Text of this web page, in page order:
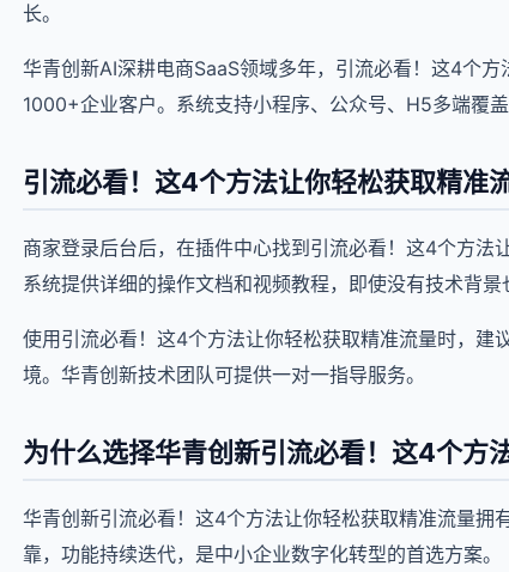
长。
华青创新AI深耕电商SaaS领域多年，引流必看！这4个
1000+企业客户。系统支持小程序、公众号、H5多端覆盖
引流必看！这4个方法让你轻松获取精准
商家登录后台后，在插件中心找到引流必看！这4个方法
系统提供详细的操作文档和视频教程，即使没有技术背景
使用引流必看！这4个方法让你轻松获取精准流量时，建
境。华青创新技术团队可提供一对一指导服务。
为什么选择华青创新引流必看！这4个方
华青创新引流必看！这4个方法让你轻松获取精准流量
靠，功能持续迭代，是中小企业数字化转型的首选方案。